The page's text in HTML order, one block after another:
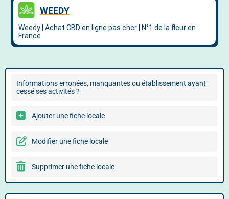
Informations erronées, manquantes ou établissement ayant
cessé ses activités ?
Ajouter une fiche locale
Modifier une fiche locale
Supprimer une fiche locale